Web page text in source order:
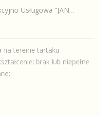
"JAN-DREW" Krzysztof Kabała
na terenie tartaku.
brak lub niepełne